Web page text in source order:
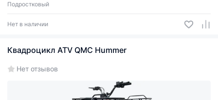
Подростковый
Нет в наличии
Квадроцикл ATV QMC Hummer
Нет отзывов